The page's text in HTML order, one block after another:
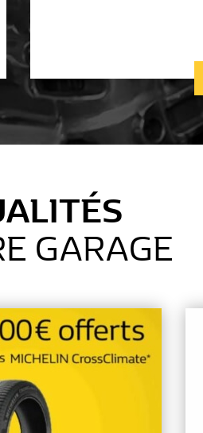
GARAGE